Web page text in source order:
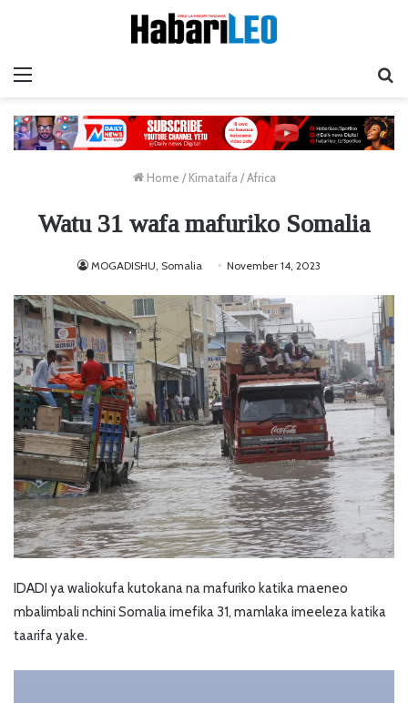
Home / Kimataifa / Africa
Watu 31 wafa mafuriko Somalia
MOGADISHU, Somalia November 14, 2023
IDADI ya waliokufa kutokana na mafuriko katika maeneo
mbalimbali nchini Somalia imefika 31, mamlaka imeeleza katika
taarifa yake.